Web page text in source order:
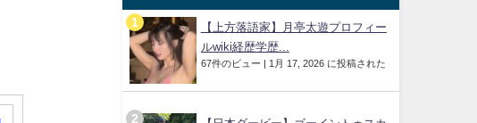
【上方落語家】月亭太遊プロフィー
ルwiki経歴学歴...
67件のビュー | 1月 17, 2026 に投稿された